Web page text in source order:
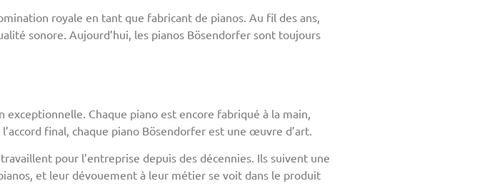
royale en tant que fabricant de pianos. Au fil des ans,
sonore. Aujourd’hui, les pianos Bösendorfer sont toujours
Chaque piano est encore fabriqué à la main,
final, chaque piano Bösendorfer est une œuvre d’art.
pour l’entreprise depuis des décennies. Ils suivent une
et leur dévouement à leur métier se voit dans le produit